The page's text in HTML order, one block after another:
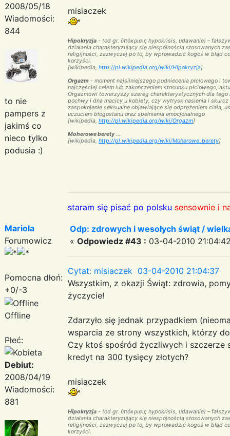
2008/05/18
Wiadomości:
844
to nie
pampers z
jakimś co
nieco tylko
podusia :)
misiaczek
Hipokryzja - (od gr. ὑπόκρισις hypokrisis, udawanie) –
działania charakteryzujący się niespójnością stosowanych
religijności, zazwyczaj po to, by wprowadzić kogoś w błąd
korzyści.
[wikipedia, http://pl.wikipedia.org/wiki/Hipokryzja]
Orgazm - moment najsilniejszego podniecenia płciowego i
najczęściej celem lub zakończeniem stosunku płciowego,
Orgazmowi towarzyszy szereg charakterystycznych dla
pochwy i dna macicy u kobiety, czy wytrysk nasienia i
zaspokojenie seksualne objawiające się odprężeniem ciała,
uczuciem błogostanu oraz spełnienia emocjonalnego
[wikipedia, http://pl.wikipedia.org/wiki/Orgazm]
Moherowe berety...
[wikipedia, http://pl.wikipedia.org/wiki/Moherowe_berety]
staram się pisać po polsku sensownie i
Mariola
Forumowicz
Pomocna dłoń:
+0/-3
Offline
Płeć:
Debiut:
2008/04/19
Wiadomości:
881
Odp: zdrowych i wesołych świąt /
« Odpowiedz #43 : 03-04-2010
Cytat: misiaczek 03-04-2010 21:04:37
Wszystkim, z okazji Świąt: zdrowia,
życzycie!
Zdarzyło się jednak przypadkiem
wsparcia ze strony wszystkich, którzy
Czy ktoś spośród życzliwych i szczerze
kredyt na 300 tysięcy złotych?
misiaczek
Hipokryzja - (od gr. ὑπόκρισις hypokrisis, udawanie) –
działania charakteryzujący się niespójnością stosowanych
religijności, zazwyczaj po to, by wprowadzić kogoś w błąd
korzyści.